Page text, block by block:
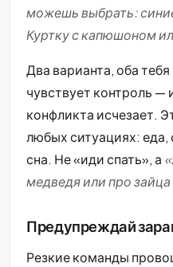
можешь выбрать:
Куртку с капюшоном
Два варианта, оба
чувствует контроль —
конфликта исчезает.
любых ситуациях:
сна. Не «иди спать», а
медведя или про
Предупреждай
Резкие команды